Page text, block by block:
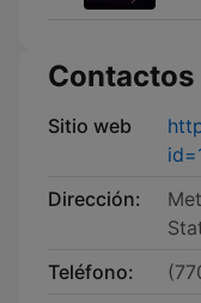
Contactos
Sitio web
Dirección:
Teléfono: